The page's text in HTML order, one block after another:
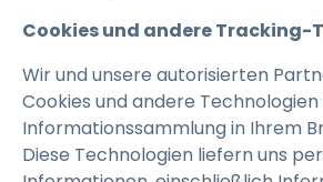
Cookies und andere Tracking-
Wir und unsere autorisierten
Cookies und andere Technologien
Informationssammlung in Ihrem
Diese Technologien liefern uns